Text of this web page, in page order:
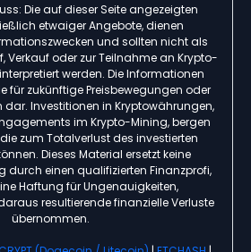
Die auf dieser Seite angezeigten
etwaiger Angebote, dienen
und sollten nicht als
Verkauf oder zur Teilnahme an Krypto-
werden. Die Informationen
für zukünftige Preisbewegungen oder
dar. Investitionen in Kryptowährungen,
im Krypto-Mining, bergen
zum Totalverlust des investierten
Dieses Material ersetzt keine
durch einen qualifizierten Finanzprofi,
Haftung für Ungenauigkeiten,
resultierende finanzielle Verluste
übernommen.